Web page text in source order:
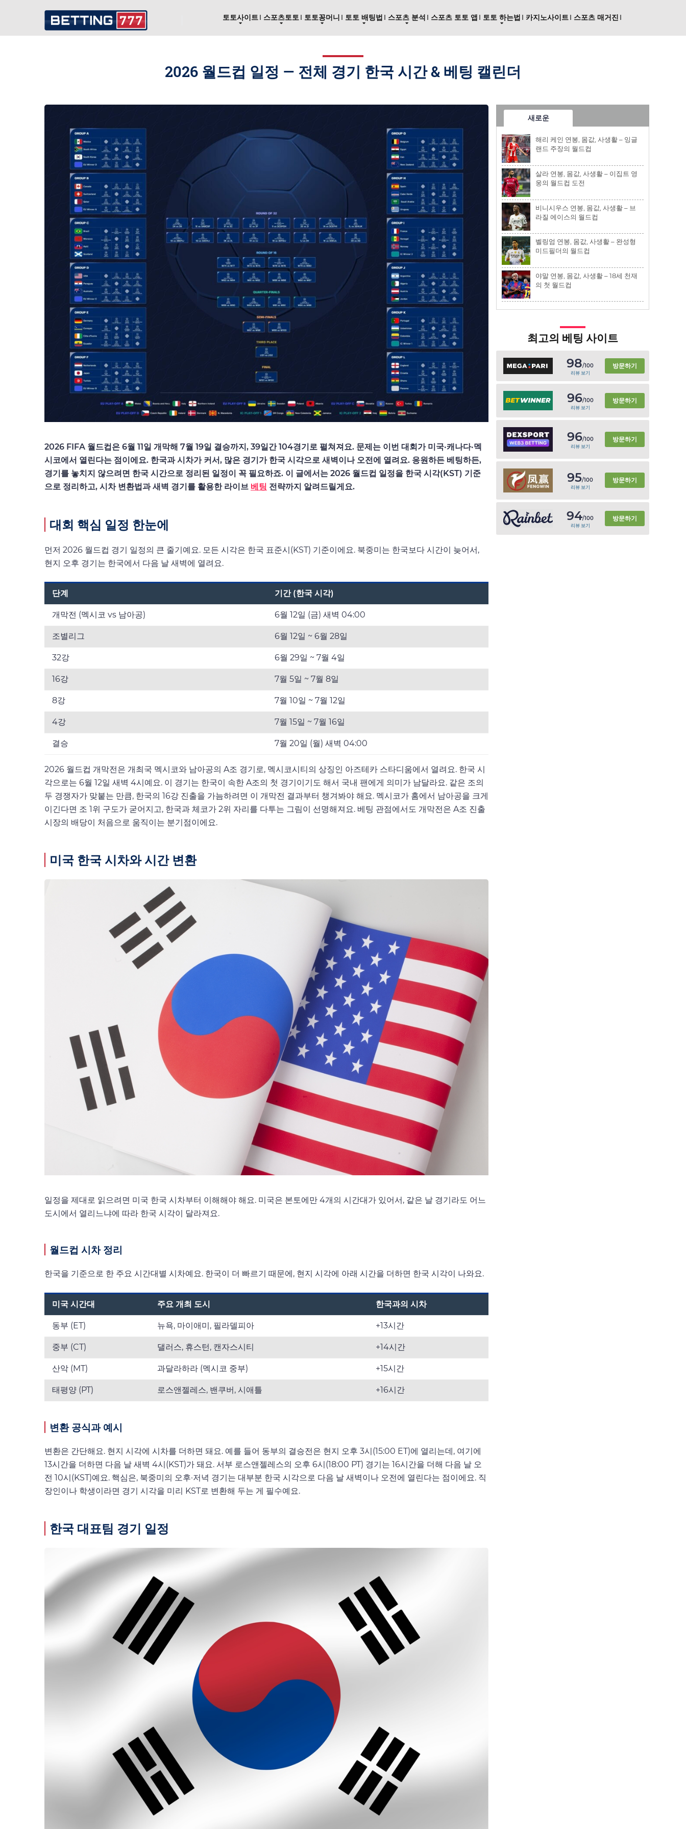
토토사이트 스포츠토토 토토꽁머니 토토 배팅법 스포츠 분석 스포츠 토토 앱 토토 하는법 카지노사이트 스포츠 매거진
2026 월드컵 일정 — 전체 경기 한국 시간 & 베팅 캘린더
2026 FIFA 월드컵은 6월 11일 개막해 7월 19일 결승까지, 39일간 104경기로 펼쳐져요. 문제는 이번 대회가 미국·캐나다·멕
시코에서 열린다는 점이에요. 한국과 시차가 커서, 많은 경기가 한국 시각으로 새벽이나 오전에 열려요. 응원하든 베팅하든,
경기를 놓치지 않으려면 한국 시간으로 정리된 일정이 꼭 필요하죠. 이 글에서는 2026 월드컵 일정을 한국 시각(KST) 기준
으로 정리하고, 시차 변환법과 새벽 경기를 활용한 라이브 베팅 전략까지 알려드릴게요.
대회 핵심 일정 한눈에
먼저 2026 월드컵 경기 일정의 큰 줄기예요. 모든 시각은 한국 표준시(KST) 기준이에요. 북중미는 한국보다 시간이 늦어서,
현지 오후 경기는 한국에서 다음 날 새벽에 열려요.
단계 기간 (한국 시각)
개막전 (멕시코 vs 남아공) 6월 12일 (금) 새벽 04:00
조별리그 6월 12일 ~ 6월 28일
32강 6월 29일 ~ 7월 4일
16강 7월 5일 ~ 7월 8일
8강 7월 10일 ~ 7월 12일
4강 7월 15일 ~ 7월 16일
결승 7월 20일 (월) 새벽 04:00
2026 월드컵 개막전은 개최국 멕시코와 남아공의 A조 경기로, 멕시코시티의 상징인 아즈테카 스타디움에서 열려요. 한국 시
각으로는 6월 12일 새벽 4시예요. 이 경기는 한국이 속한 A조의 첫 경기이기도 해서 국내 팬에게 의미가 남달라요. 같은 조의
두 경쟁자가 맞붙는 만큼, 한국의 16강 진출을 가늠하려면 이 개막전 결과부터 챙겨봐야 해요. 멕시코가 홈에서 남아공을 크게
이긴다면 조 1위 구도가 굳어지고, 한국과 체코가 2위 자리를 다투는 그림이 선명해져요. 베팅 관점에서도 개막전은 A조 진출
시장의 배당이 처음으로 움직이는 분기점이에요.
미국 한국 시차와 시간 변환
일정을 제대로 읽으려면 미국 한국 시차부터 이해해야 해요. 미국은 본토에만 4개의 시간대가 있어서, 같은 날 경기라도 어느
도시에서 열리느냐에 따라 한국 시각이 달라져요.
월드컵 시차 정리
한국을 기준으로 한 주요 시간대별 시차예요. 한국이 더 빠르기 때문에, 현지 시각에 아래 시간을 더하면 한국 시각이 나와요.
미국 시간대 주요 개최 도시 한국과의 시차
동부 (ET) 뉴욕, 마이애미, 필라델피아 +13시간
중부 (CT) 댈러스, 휴스턴, 캔자스시티 +14시간
산악 (MT) 과달라하라 (멕시코 중부) +15시간
태평양 (PT) 로스앤젤레스, 밴쿠버, 시애틀 +16시간
변환 공식과 예시
변환은 간단해요. 현지 시각에 시차를 더하면 돼요. 예를 들어 동부의 결승전은 현지 오후 3시(15:00 ET)에 열리는데, 여기에
13시간을 더하면 다음 날 새벽 4시(KST)가 돼요. 서부 로스앤젤레스의 오후 6시(18:00 PT) 경기는 16시간을 더해 다음 날 오
전 10시(KST)예요. 핵심은, 북중미의 오후·저녁 경기는 대부분 한국 시각으로 다음 날 새벽이나 오전에 열린다는 점이에요. 직
장인이나 학생이라면 경기 시각을 미리 KST로 변환해 두는 게 필수예요.
한국 대표팀 경기 일정
새로운
해리 케인 연봉, 몸값, 사생활 – 잉글
랜드 주장의 월드컵
살라 연봉, 몸값, 사생활 – 이집트 영
웅의 월드컵 도전
비니시우스 연봉, 몸값, 사생활 – 브
라질 에이스의 월드컵
벨링엄 연봉, 몸값, 사생활 – 완성형
미드필더의 월드컵
야말 연봉, 몸값, 사생활 – 18세 천재
의 첫 월드컵
최고의 베팅 사이트
98/100
리뷰 보기
방문하기
96/100
리뷰 보기
방문하기
96/100
리뷰 보기
방문하기
95/100
리뷰 보기
방문하기
94/100
리뷰 보기
방문하기